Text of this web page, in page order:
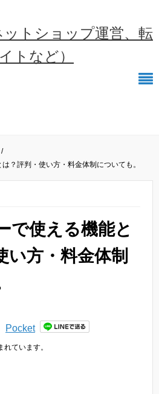
トショップ運営、転
トなど）
/
？評判・使い方・料金体制についても。
で使える機能と
い方・料金体制
Pocket
ています。